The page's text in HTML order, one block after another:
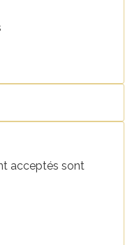
acceptés sont